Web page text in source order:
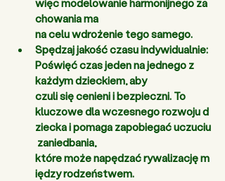
więc modelowanie harmonijnego za
chowania ma
na celu wdrożenie tego samego.
Spędzaj jakość czasu indywidualnie:
Poświęć czas jeden na jednego z
każdym dzieckiem, aby
czuli się cenieni i bezpieczni. To
kluczowe dla wczesnego rozwoju d
ziecka i pomaga zapobiegać uczuciu
zaniedbania,
które może napędzać rywalizację m
iędzy rodzeństwem.